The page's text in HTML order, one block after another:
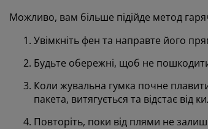
Можливо, вам більше підійде метод
Увімкніть фен та направте його
Будьте обережні, щоб не
Коли жувальна гумка почне
пакета, витягується та відстає від
Повторіть, поки від плями не